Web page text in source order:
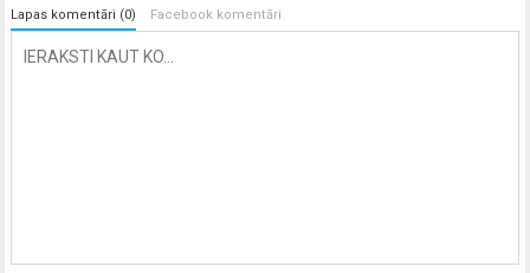
Lapas komentāri (0) Facebook komentāri